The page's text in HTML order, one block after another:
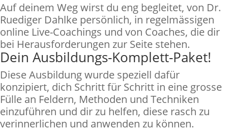
Auf deinem Weg wirst du eng begleitet, von Dr.
Ruediger Dahlke persönlich, in regelmässigen
online Live-Coachings und von Coaches, die dir
bei Herausforderungen zur Seite stehen.
Dein Ausbildungs-Komplett-Paket!
Diese Ausbildung wurde speziell dafür
konzipiert, dich Schritt für Schritt in eine grosse
Fülle an Feldern, Methoden und Techniken
einzuführen und dir zu helfen, diese rasch zu
verinnerlichen und anwenden zu können.